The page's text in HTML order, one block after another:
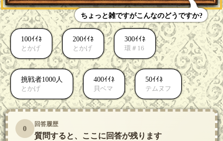
ちょっと雑ですがこんなのどうですか?
100ｲｲﾈ
とかげ
200ｲｲﾈ
とかげ
300ｲｲﾈ
環＃16
挑戦者1000人
とかげ
400ｲｲﾈ
貝ベマ
50ｲｲﾈ
テムヌフ
0 回答履歴
質問すると、ここに回答が残ります